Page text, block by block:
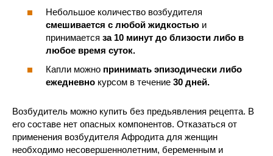
Небольшое количество возбудителя
смешивается с любой жидкостью и
принимается за 10 минут до близости либо в
любое время суток.
Капли можно принимать эпизодически либо
ежедневно курсом в течение 30 дней.
Возбудитель можно купить без предьявления рецепта. В
его составе нет опасных компонентов. Отказаться от
применения возбудителя Афродита для женщин
необходимо несовершеннолетним, беременным и